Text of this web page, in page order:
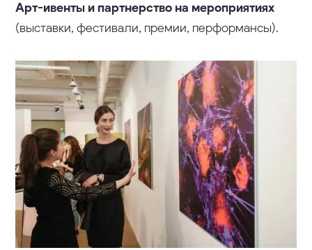
Арт-ивенты и партнерство на мероприятиях
(выставки, фестивали, премии, перформансы).